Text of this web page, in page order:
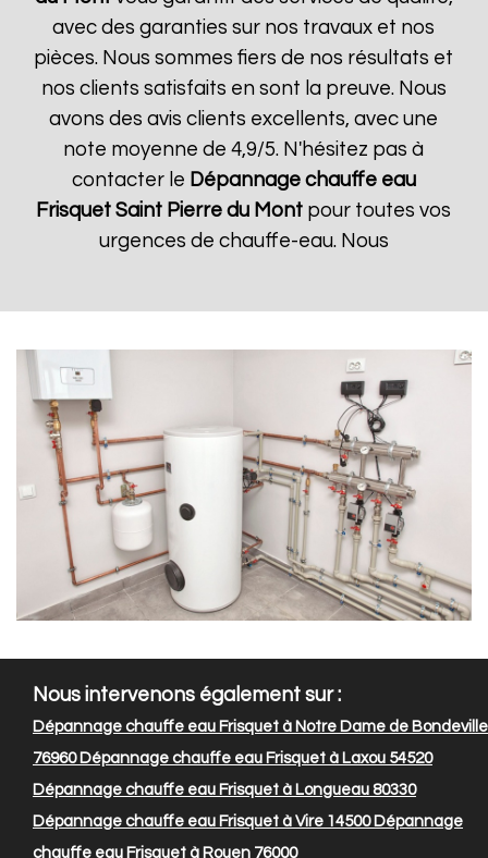
avec des garanties sur nos travaux et nos
pièces. Nous sommes fiers de nos résultats et
nos clients satisfaits en sont la preuve. Nous
avons des avis clients excellents, avec une
note moyenne de 4,9/5. N'hésitez pas à
contacter le Dépannage chauffe eau
Frisquet Saint Pierre du Mont pour toutes vos
urgences de chauffe-eau. Nous
Nous intervenons également sur :
Dépannage chauffe eau Frisquet à Notre Dame de Bondeville
76960Dépannage chauffe eau Frisquet à Laxou 54520
Dépannage chauffe eau Frisquet à Longueau 80330
Dépannage chauffe eau Frisquet à Vire 14500Dépannage
chauffe eau Frisquet à Rouen 76000